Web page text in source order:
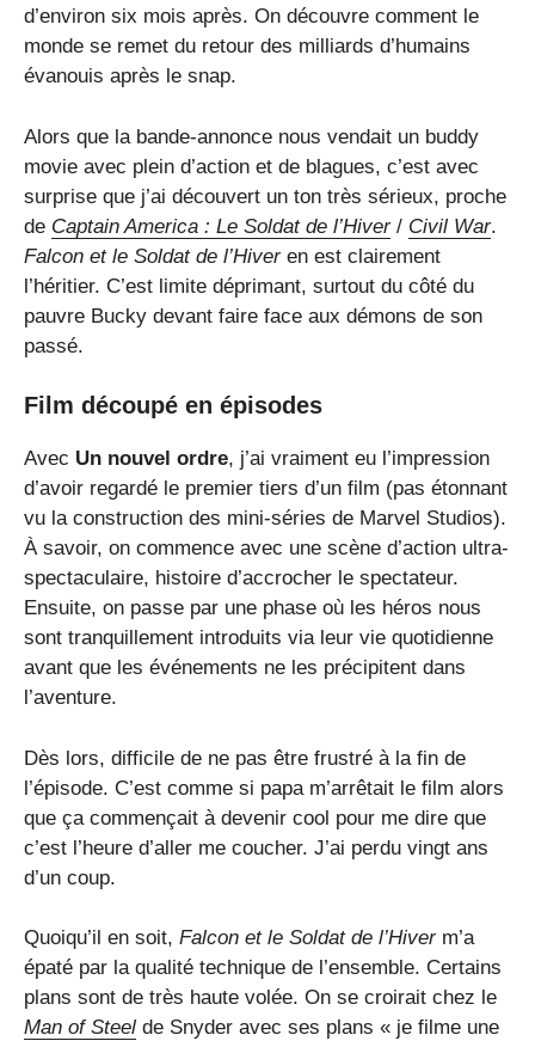
d’environ six mois après. On découvre comment le
monde se remet du retour des milliards d’humains
évanouis après le snap.
Alors que la bande-annonce nous vendait un buddy
movie avec plein d’action et de blagues, c’est avec
surprise que j’ai découvert un ton très sérieux, proche
de Captain America : Le Soldat de l’Hiver/ Civil War.
Falcon et le Soldat de l’Hiveren est clairement
l’héritier. C’est limite déprimant, surtout du côté du
pauvre Bucky devant faire face aux démons de son
passé.
Film découpé en épisodes
Avec Un nouvel ordre, j’ai vraiment eu l’impression
d’avoir regardé le premier tiers d’un film (pas étonnant
vu la construction des mini-séries de Marvel Studios).
À savoir, on commence avec une scène d’action ultra-
spectaculaire, histoire d’accrocher le spectateur.
Ensuite, on passe par une phase où les héros nous
sont tranquillement introduits via leur vie quotidienne
avant que les événements ne les précipitent dans
l’aventure.
Dès lors, difficile de ne pas être frustré à la fin de
l’épisode. C’est comme si papa m’arrêtait le film alors
que ça commençait à devenir cool pour me dire que
c’est l’heure d’aller me coucher. J’ai perdu vingt ans
d’un coup.
Quoiqu’il en soit, Falcon et le Soldat de l’Hiverm’a
épaté par la qualité technique de l’ensemble. Certains
plans sont de très haute volée. On se croirait chez le
Man of Steel de Snyder avec ses plans « je filme une